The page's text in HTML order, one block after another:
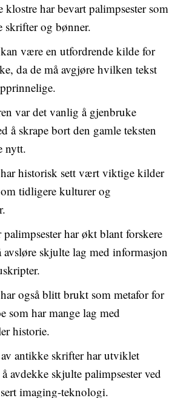
klostre har bevart palimpsester som
skrifter og bønner.
være en utfordrende kilde for
da de må avgjøre hvilken tekst
var det vanlig å gjenbruke
å skrape bort den gamle teksten
nytt.
har historisk sett vært viktige kilder
tidligere kulturer og
palimpsester har økt blant forskere
avsløre skjulte lag med informasjon
også blitt brukt som metafor for
som har mange lag med
historie.
antikke skrifter har utviklet
avdekke skjulte palimpsester ved
imaging-teknologi.